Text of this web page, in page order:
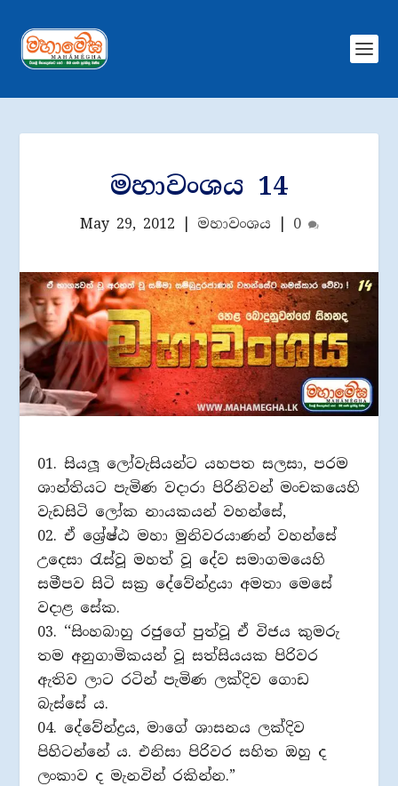
මහාවංශය 14
May 29, 2012 මහාවංශය 0
01. සියලූ ලෝවැසියන්ට යහපත සලසා, පරම
ශාන්තියට පැමිණ වදාරා පිරිනිවන් මංචකයෙහි
වැඩසිටි ලෝක නායකයන් වහන්සේ,
02. ඒ ශ්‍රේෂ්ඨ මහා මුනිවරයාණන් වහන්සේ
උදෙසා රැස්වූ මහත් වූ දේව සමාගමයෙහි
සමීපව සිටි සක‍්‍ර දේවේන්ද්‍රයා අමතා මෙසේ
වදාළ සේක.
03. ‘‘සිංහබාහු රජුගේ පුත්වූ ඒ විජය කුමරු
තම අනුගාමිකයන් වූ සත්සියයක පිරිවර
ඇතිව ලාට රටින් පැමිණ ලක්දිව ගොඩ
බැස්සේ ය.
04. දේවේන්ද්‍රය, මාගේ ශාසනය ලක්දිව
පිහිටන්නේ ය. එනිසා පිරිවර සහිත ඔහු ද
ලංකාව ද මැනවින් රකින්න.”